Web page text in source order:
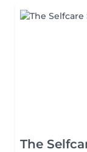
The